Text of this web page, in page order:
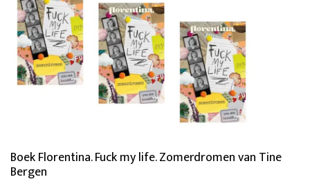
Boek Florentina. Fuck my life. Zomerdromen van Tine
Bergen